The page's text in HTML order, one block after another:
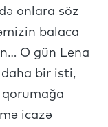
onlara söz
balaca
O gün Lena
bir isti,
qorumağa
icazə